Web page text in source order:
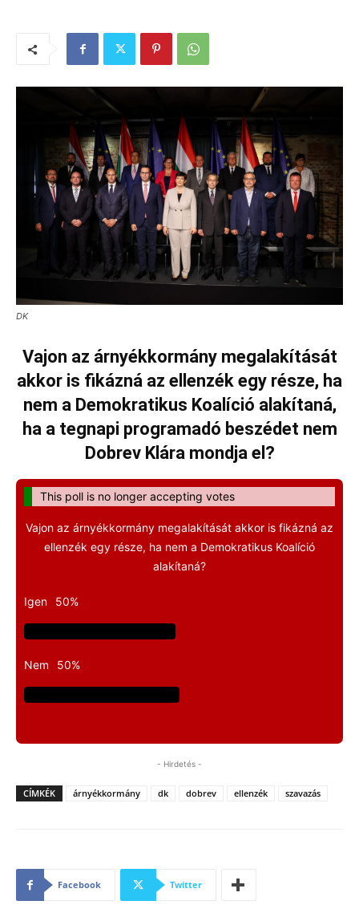
DK
Vajon az árnyékkormány megalakítását
akkor is fikázná az ellenzék egy része, ha
nem a Demokratikus Koalíció alakítaná,
ha a tegnapi programadó beszédet nem
Dobrev Klára mondja el?
This poll is no longer accepting votes
Vajon az árnyékkormány megalakítását akkor is fikázná az
ellenzék egy része, ha nem a Demokratikus Koalíció
alakítaná?
Igen 50%
Nem 50%
- Hirdetés -
CÍMKÉK árnyékkormány dk dobrev ellenzék szavazás
Facebook Twitter